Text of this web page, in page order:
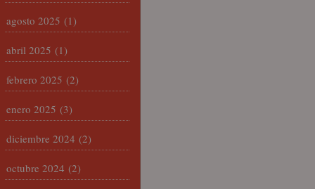
agosto 2025 (1)
abril 2025 (1)
febrero 2025 (2)
enero 2025 (3)
diciembre 2024 (2)
octubre 2024 (2)